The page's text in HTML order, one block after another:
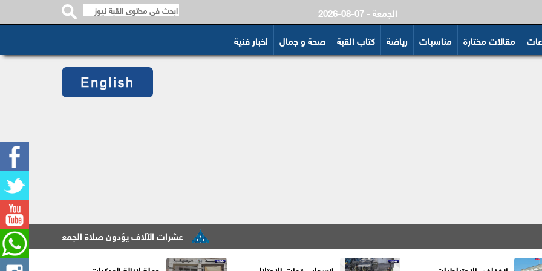
2026-08-07 - الجمعة
مقالات مختارة مناسبات رياضة كتاب القبة صحة و جمال أخبار فنية
عشرات الآلاف يؤدون صلاة الجمعة في المسجد الأقصى